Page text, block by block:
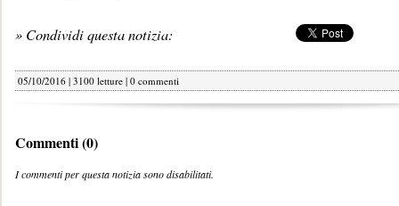
» Condividi questa notizia:
05/10/2016 | 3100 letture | 0 commenti
Commenti (0)
I commenti per questa notizia sono disabilitati.